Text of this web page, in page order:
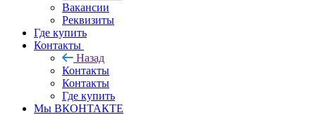
Вакансии
Реквизиты
Где купить
Контакты
Назад
Контакты
Контакты
Где купить
Мы ВКОНТАКТЕ